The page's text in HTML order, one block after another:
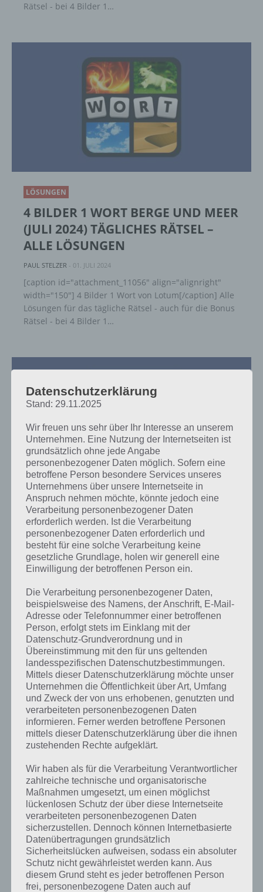
Rätsel - bei 4 Bilder 1…
LÖSUNGEN
4 BILDER 1 WORT BERGE UND MEER
(JULI 2024) TÄGLICHES RÄTSEL –
ALLE LÖSUNGEN
PAUL STELZER - 01. JULI 2024
[caption id="attachment_11056" align="alignright"
width="150"] 4 Bilder 1 Wort von Lotum[/caption] Alle
Lösungen für das tägliche Rätsel - auch für die Bonus
Rätsel - bei 4 Bilder 1…
LÖSUNGEN
4 BILDER 1 WORT RICHTIG LECKER
(JUNI 2024) TÄGLICHES RÄTSEL –
ALLE LÖSUNGEN
[caption id="attachment_11056" align="alignright"
width="150"] 4 Bilder 1 Wort von Lotum[/caption] Alle
Lösungen für das tägliche Rätsel - auch für die Bonus
Rätsel - bei 4 Bilder 1…
LÖSUNGEN
4 BILDER 1 WORT ZAUBERHAFTE
MÄRCHENWELT (MAI 2024)
TÄGLICHES RÄTSEL – ALLE
Datenschutzerklärung
Stand: 29.11.2025
Wir freuen uns sehr über Ihr Interesse an unserem
Unternehmen. Eine Nutzung der Internetseiten ist
grundsätzlich ohne jede Angabe
personenbezogener Daten möglich. Sofern eine
betroffene Person besondere Services unseres
Unternehmens über unsere Internetseite in
Anspruch nehmen möchte, könnte jedoch eine
Verarbeitung personenbezogener Daten
erforderlich werden. Ist die Verarbeitung
personenbezogener Daten erforderlich und
besteht für eine solche Verarbeitung keine
gesetzliche Grundlage, holen wir generell eine
Einwilligung der betroffenen Person ein.
Die Verarbeitung personenbezogener Daten,
beispielsweise des Namens, der Anschrift, E-Mail-
Adresse oder Telefonnummer einer betroffenen
Person, erfolgt stets im Einklang mit der
Datenschutz-Grundverordnung und in
Übereinstimmung mit den für uns geltenden
landesspezifischen Datenschutzbestimmungen.
Mittels dieser Datenschutzerklärung möchte unser
Unternehmen die Öffentlichkeit über Art, Umfang
und Zweck der von uns erhobenen, genutzten und
verarbeiteten personenbezogenen Daten
informieren. Ferner werden betroffene Personen
mittels dieser Datenschutzerklärung über die ihnen
zustehenden Rechte aufgeklärt.
Wir haben als für die Verarbeitung Verantwortlicher
zahlreiche technische und organisatorische
Maßnahmen umgesetzt, um einen möglichst
lückenlosen Schutz der über diese Internetseite
verarbeiteten personenbezogenen Daten
sicherzustellen. Dennoch können Internetbasierte
Datenübertragungen grundsätzlich
Sicherheitslücken aufweisen, sodass ein absoluter
Schutz nicht gewährleistet werden kann. Aus
diesem Grund steht es jeder betroffenen Person
frei, personenbezogene Daten auch auf